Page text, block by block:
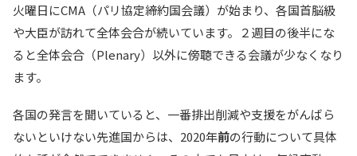
火曜日にCMA（パリ協定締約国会議）が始まり、各国首脳級
や大臣が訪れて全体会合が続いています。２週目の後半にな
ると全体会合（Plenary）以外に傍聴できる会議が少なくなり
ます。
各国の発言を聞いていると、一番排出削減や支援をがんばら
ないといけない先進国からは、2020年前の行動について具体